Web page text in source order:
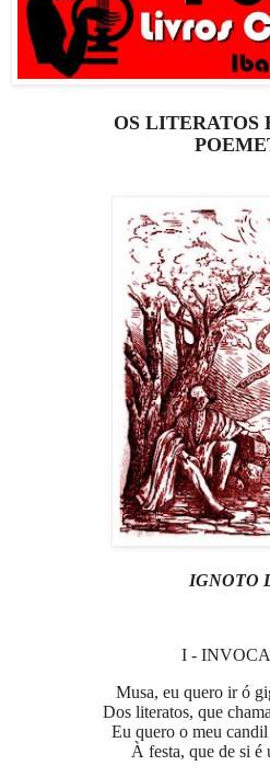
OS LITERATOS
IGNOTO
I -
Musa, eu quero ir ó
Dos literatos, que
Eu quero o meu
À festa, que de si é